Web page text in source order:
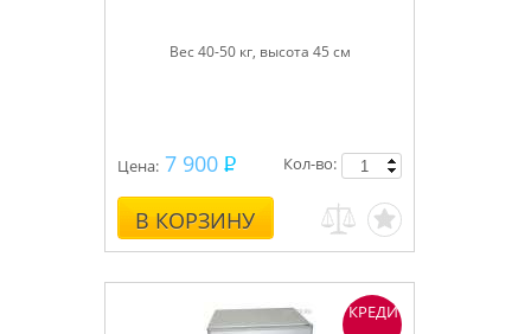
Вес 40-50 кг, высота 45 см
Цена: 7 900
В КОРЗИНУ
Кол-во:
КРЕДИТ